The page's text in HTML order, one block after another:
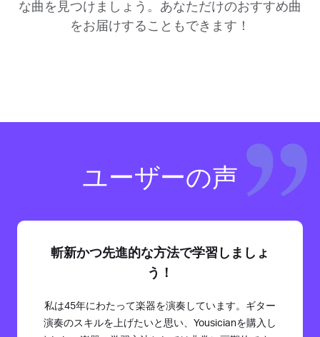
な曲を見つけましょう。あなただけのおすすめ曲
をお届けすることもできます！
ユーザーの声
斬新かつ先進的な方法で学習しましょ
う！
私は45年にわたって楽器を演奏しています。ギター
演奏のスキルを上げたいと思い、Yousicianを購入し